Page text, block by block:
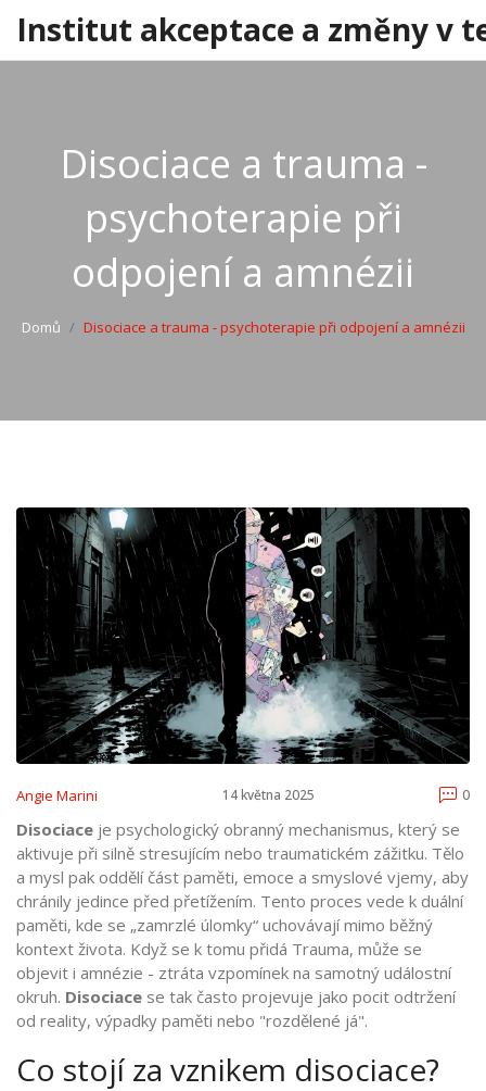
Institut akceptace a změny v
Disociace a trauma -
psychoterapie při
odpojení a amnézii
Domů Disociace a trauma - psychoterapie při odpojení a amnézii
Angie Marini 14 května 2025 0
Disociace je psychologický obranný mechanismus, který se
aktivuje při silně stresujícím nebo traumatickém zážitku. Tělo
a mysl pak oddělí část paměti, emoce a smyslové vjemy, aby
chránily jedince před přetížením. Tento proces vede k duální
paměti, kde se „zamrzlé úlomky“ uchovávají mimo běžný
kontext života. Když se k tomu přidá Trauma, může se
objevit i amnézie - ztráta vzpomínek na samotný událostní
okruh. Disociace se tak často projevuje jako pocit odtržení
od reality, výpadky paměti nebo "rozdělené já".
Co stojí za vznikem disociace?